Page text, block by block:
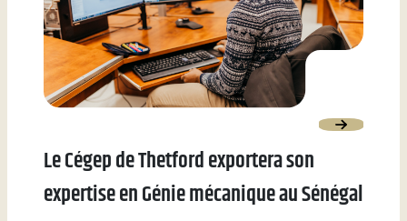
Le Cégep de Thetford exportera son
expertise en Génie mécanique au Sénégal